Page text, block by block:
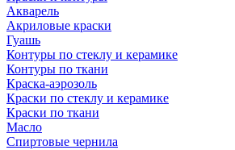
Акварель
Акриловые краски
Гуашь
Контуры по стеклу и керамике
Контуры по ткани
Краска-аэрозоль
Краски по стеклу и керамике
Краски по ткани
Масло
Спиртовые чернила